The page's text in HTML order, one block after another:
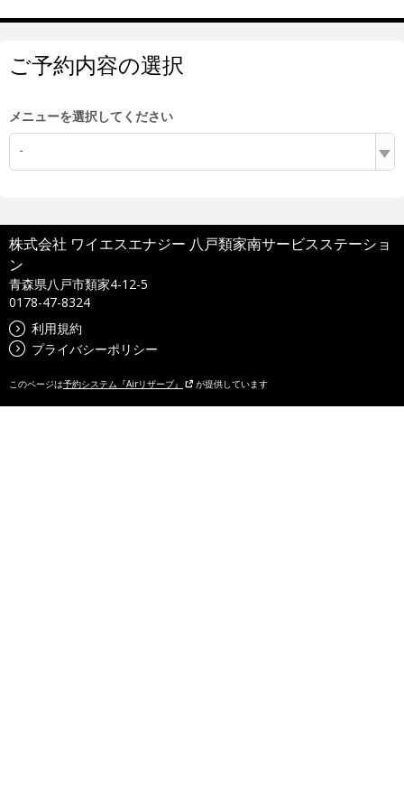
ご予約内容の選択
メニューを選択してください
-
株式会社 ワイエスエナジー 八戸類家南サービスステーショ
ン
青森県八戸市類家4-12-5
0178-47-8324
利用規約
プライバシーポリシー
このページは予約システム『Airリザーブ』 が提供しています